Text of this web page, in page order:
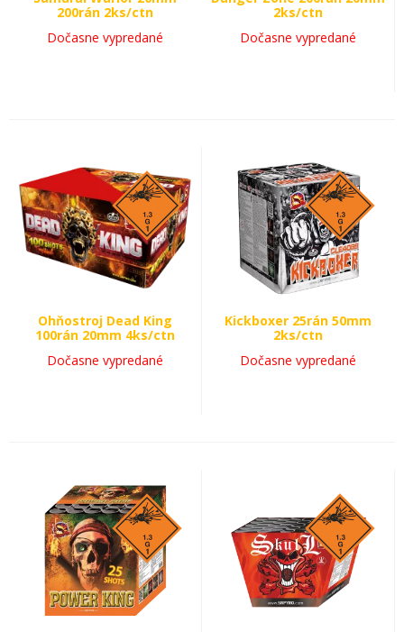
200rán 2ks/ctn
Dočasne vypredané
2ks/ctn
Dočasne vypredané
Ohňostroj Dead King
100rán 20mm 4ks/ctn
Dočasne vypredané
Kickboxer 25rán 50mm
2ks/ctn
Dočasne vypredané